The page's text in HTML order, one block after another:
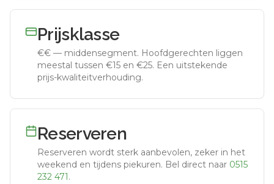
Prijsklasse
€€ — middensegment. Hoofdgerechten liggen
meestal tussen €15 en €25. Een uitstekende
prijs-kwaliteitverhouding.
Reserveren
Reserveren wordt sterk aanbevolen, zeker in het
weekend en tijdens piekuren. Bel direct naar 0515
232 471.